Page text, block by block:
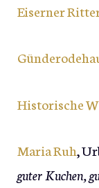
Eiserner
Historische
Maria Ruh,
guter Kuchen,